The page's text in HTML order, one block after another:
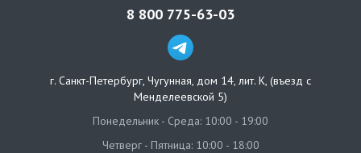
8 800 775-63-03
г. Санкт-Петербург, Чугунная, дом 14, лит. К, (въезд с
Менделеевской 5)
Понедельник - Среда: 10:00 - 19:00
Четверг - Пятница: 10:00 - 18:00